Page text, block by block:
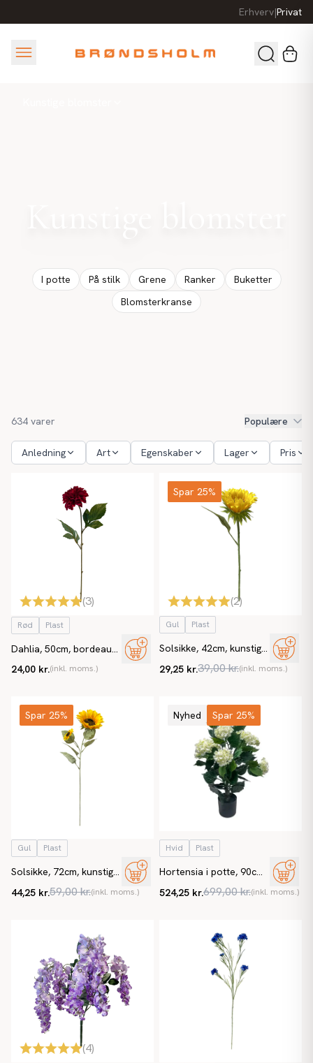
Erhverv|Privat
I potte På stilk Grene Ranker
Buketter
Blomsterkranse
634 varer Populære
Anledning Art Egenskaber Lager Pris
(3)
Rød Plast
Dahlia, 50cm, bordeaux,
24,00 kr.(inkl. moms.)
Spar 25%
(2)
Gul Plast
Solsikke, 42cm, kunstig
29,25 kr.39,00 kr.(inkl. moms.)
Spar 25%
Gul Plast
Solsikke, 72cm, kunstig
44,25 kr.59,00 kr.(inkl. moms.)
Nyhed Spar 25%
Hvid Plast
Hortensia i potte, 90cm,
524,25 kr.699,00 kr.(inkl. moms.)
(4)